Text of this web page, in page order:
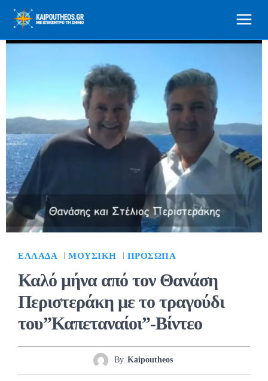
ΕΛΛΆΔΑ ΜΟΥΣΙΚΉ ΠΡΌΣΩΠΑ
Καλό μήνα από τον Θανάση
Περιστεράκη με το τραγούδι
του”Καπεταναίοι”-Βίντεο
By Kaipoutheos